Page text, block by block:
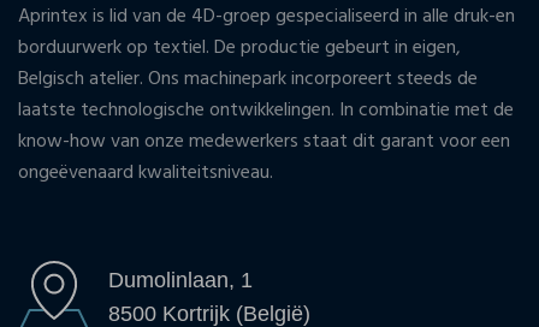
Aprintex is lid van de 4D-groep gespecialiseerd in alle druk-en
borduurwerk op textiel. De productie gebeurt in eigen,
Belgisch atelier. Ons machinepark incorporeert steeds de
laatste technologische ontwikkelingen. In combinatie met de
know-how van onze medewerkers staat dit garant voor een
ongeëvenaard kwaliteitsniveau.
Dumolinlaan, 1
8500 Kortrijk (België)